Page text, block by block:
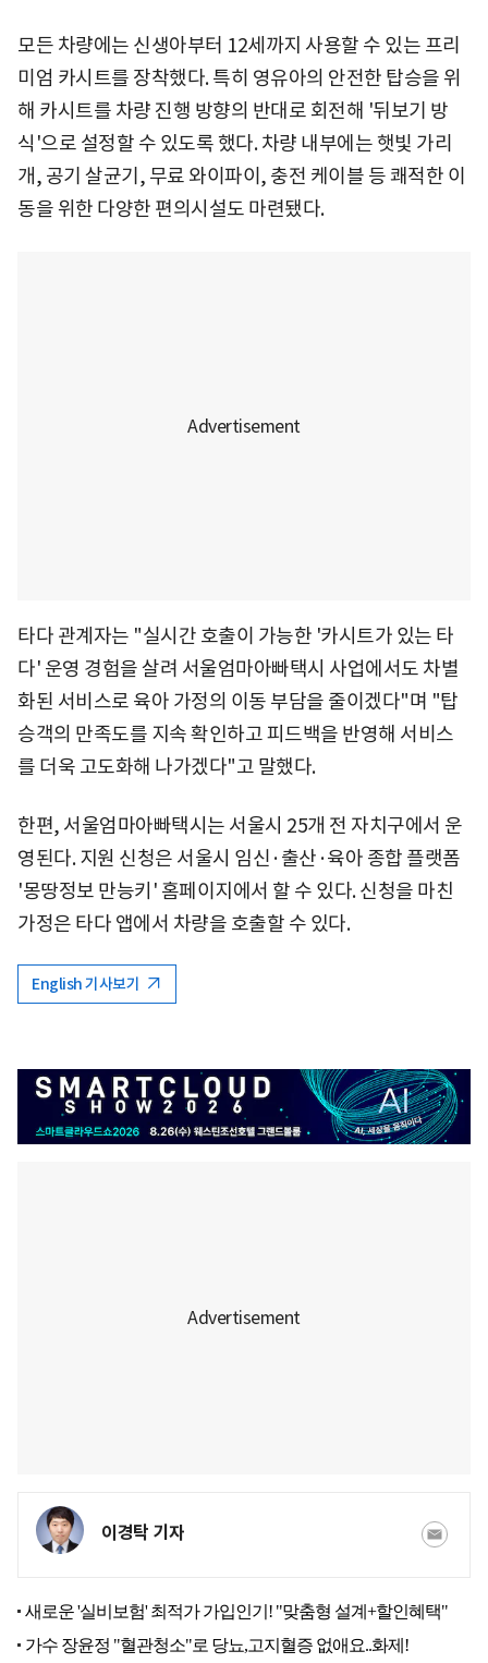
모든 차량에는 신생아부터 12세까지 사용할 수 있는 프리
미엄 카시트를 장착했다. 특히 영유아의 안전한 탑승을 위
해 카시트를 차량 진행 방향의 반대로 회전해 '뒤보기 방
식'으로 설정할 수 있도록 했다. 차량 내부에는 햇빛 가리
개, 공기 살균기, 무료 와이파이, 충전 케이블 등 쾌적한 이
동을 위한 다양한 편의시설도 마련됐다.
타다 관계자는 "실시간 호출이 가능한 '카시트가 있는 타
다' 운영 경험을 살려 서울엄마아빠택시 사업에서도 차별
화된 서비스로 육아 가정의 이동 부담을 줄이겠다"며 "탑
승객의 만족도를 지속 확인하고 피드백을 반영해 서비스
를 더욱 고도화해 나가겠다"고 말했다.
한편, 서울엄마아빠택시는 서울시 25개 전 자치구에서 운
영된다. 지원 신청은 서울시 임신·출산·육아 종합 플랫폼
'몽땅정보 만능키' 홈페이지에서 할 수 있다. 신청을 마친
가정은 타다 앱에서 차량을 호출할 수 있다.
English 기사보기
이경탁 기자